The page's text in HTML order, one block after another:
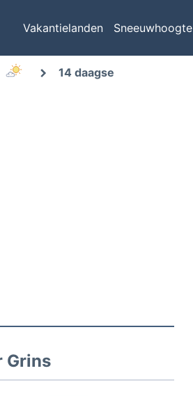
Vakantielanden Sneeuwhoogte
14 daagse
Grins